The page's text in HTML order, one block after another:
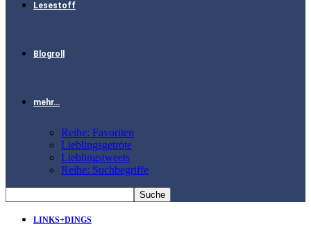
Lesestoff
Blogroll
mehr…
Reihe: Favoriten
Lieblingsgetröte
Lieblingstweets
Reihe: Suchbegriffe
LINKS+DINGS